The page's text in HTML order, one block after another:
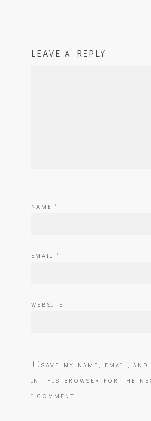
LEAVE A REPLY
NAME *
EMAIL *
WEBSITE
SAVE MY NAME, EMAIL, AND
IN THIS BROWSER FOR THE
I COMMENT.